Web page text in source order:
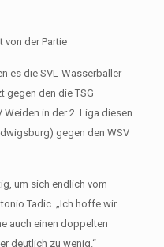
von der Partie
es die SVL-Wasserballer
gegen den die TSG
Weiden in der 2. Liga diesen
gegen den WSV
um sich endlich vom
Tadic. „Ich hoffe wir
auch einen doppelten
deutlich zu wenig.“